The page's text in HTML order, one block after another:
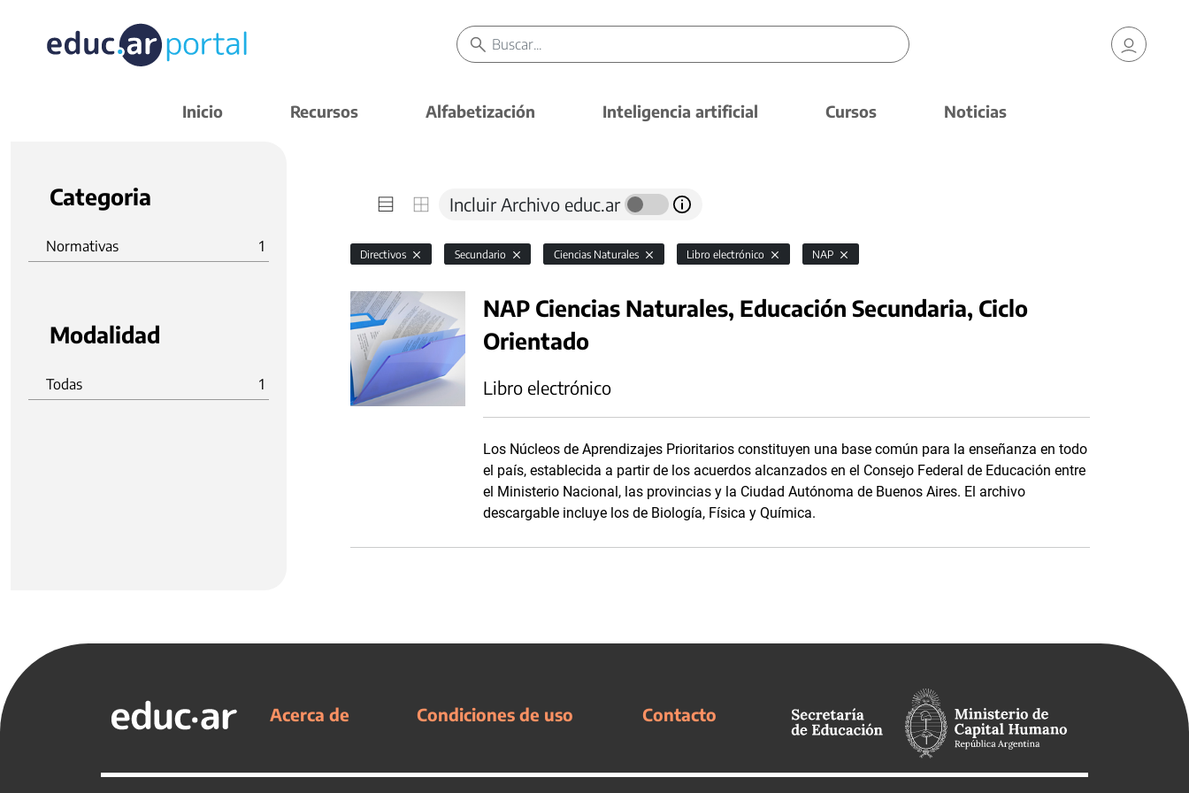
Inicio Recursos Alfabetización Inteligencia artificial Cursos Noticias
Categoria
Normativas 1
Modalidad
Todas 1
Incluir Archivo educ.ar
Directivos Secundario Ciencias Naturales Libro electrónico NAP
NAP Ciencias Naturales, Educación Secundaria, Ciclo
Orientado
Libro electrónico
Los Núcleos de Aprendizajes Prioritarios constituyen una base común para la enseñanza en todo
el país, establecida a partir de los acuerdos alcanzados en el Consejo Federal de Educación entre
el Ministerio Nacional, las provincias y la Ciudad Autónoma de Buenos Aires. El archivo
descargable incluye los de Biología, Física y Química.
Acerca de Condiciones de uso Contacto